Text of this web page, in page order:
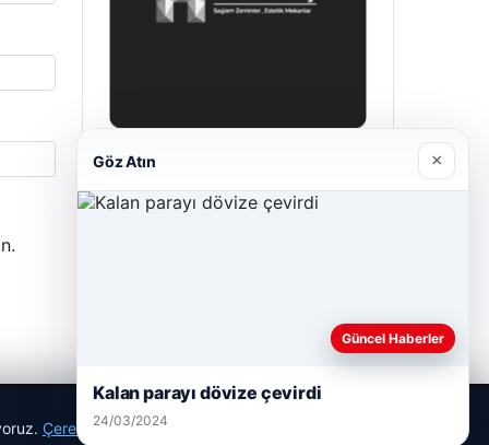
Hastaş Beton
26/05/2026
Çerez Politikamız
Göz Atın ×
Güncel Haberler
Kalan parayı dövize çevirdi
24/03/2024